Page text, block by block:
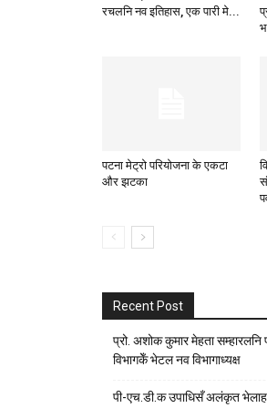
रचलनि नव इतिहास, एक पारी मे...
पटना मेट्रो परियोजना के एकटा
और झटका
सं
Recent Post
प्रो. अशोक कुमार मेहता
विभागकेँ भेटल नव विभागाध्यक्ष
पी-एच.डी.क उपाधिसँ अलंकृत भेलाह